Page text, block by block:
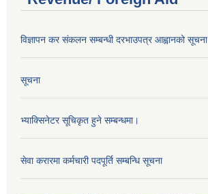
विज्ञापन कर संकलन सम्बन्धी दरभाउपत्र आह्वानको सूचना
सूचना
भ्याक्सिनेटर सूचिकृत हुने सम्बन्धमा।
सेवा करारमा कर्मचारी पदपूर्ति सम्बन्धि सूचना